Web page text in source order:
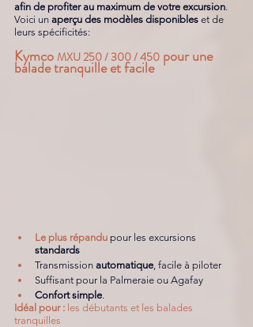
afin de profiter au maximum de votre excursion.
Voici un aperçu des modèles disponibles et de
leurs spécificités:
Kymco MXU 250 / 300 / 450 pour une
balade tranquille et facile
Le plus répandu pour les excursions
standards
Transmission automatique , facile à piloter
Suffisant pour la Palmeraie ou Agafay
Confort simple.
Idéal pour : les débutants et les balades
tranquilles